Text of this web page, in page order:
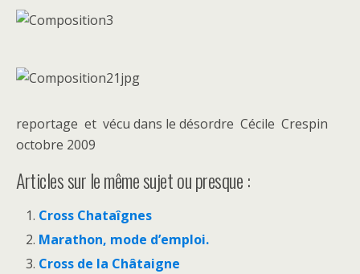
reportage et vécu dans le désordre Cécile Crespin
octobre 2009
Articles sur le même sujet ou presque :
Cross Chataîgnes
Marathon, mode d’emploi.
Cross de la Châtaigne